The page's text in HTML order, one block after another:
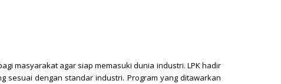
masyarakat agar siap memasuki dunia industri. LPK hadir
dengan standar industri. Program yang ditawarkan